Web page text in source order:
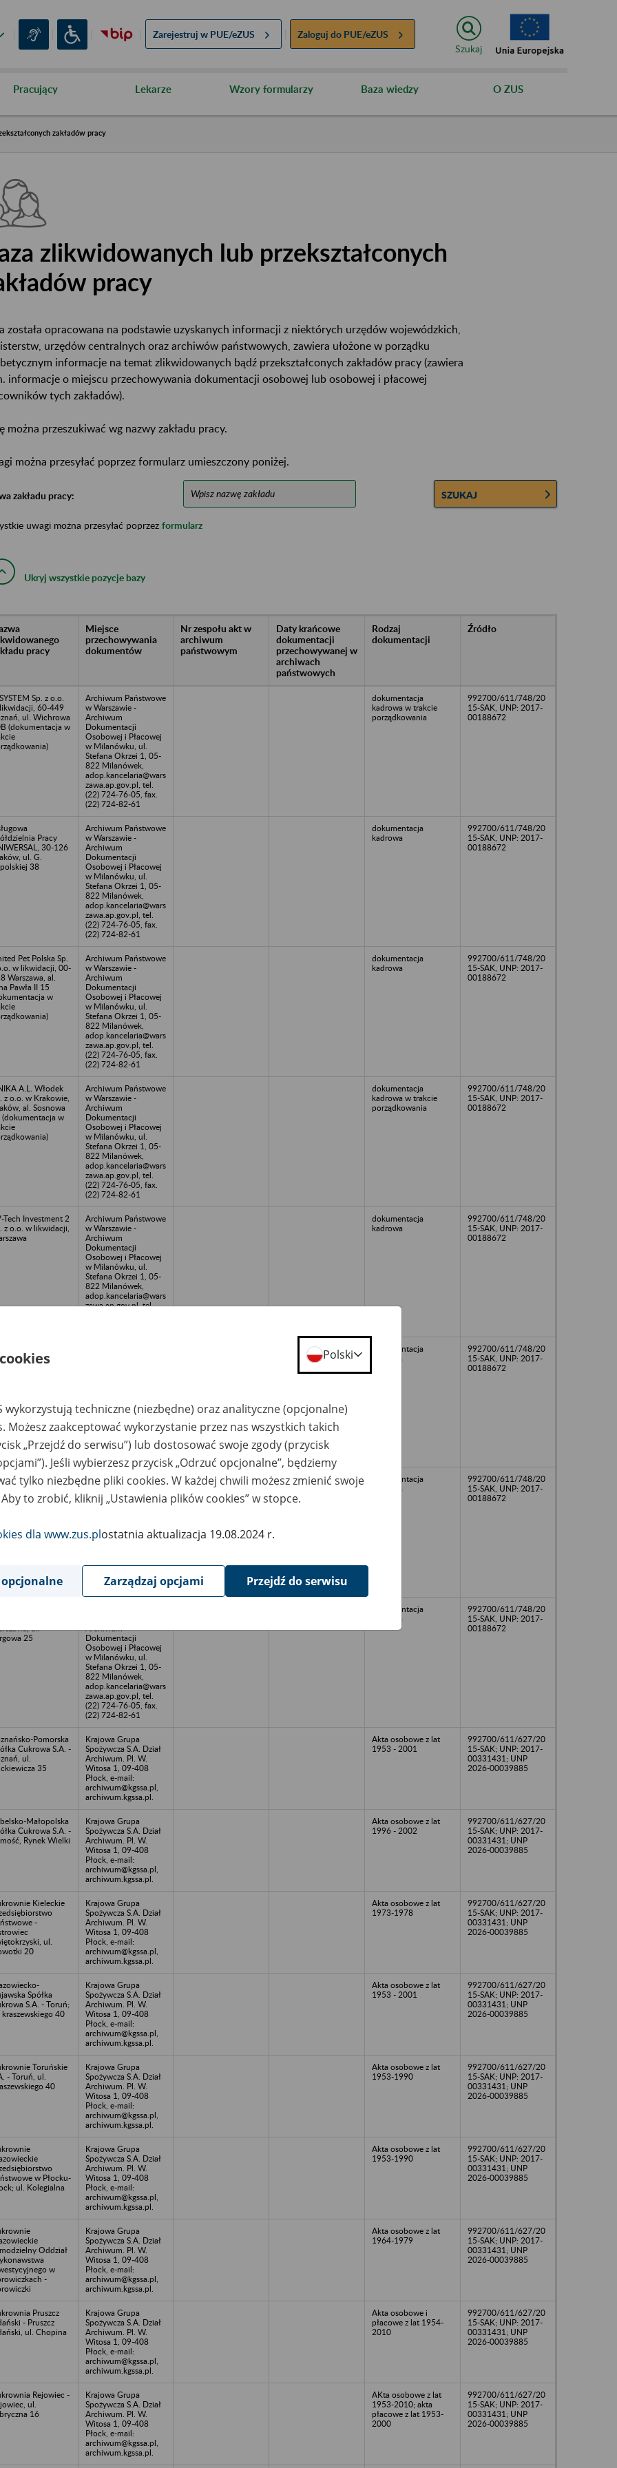
Zarejestruj w PUE/eZUS Zaloguj do PUE/eZUS
Szukaj
Pracujący Lekarze Wzory formularzy Baza wiedzy O ZUS
zakładów pracy
zlikwidowanych lub przekształconych
pracy
została opracowana na podstawie uzyskanych informacji z niektórych urzędów wojewódzkich,
urzędów centralnych oraz archiwów państwowych, zawiera ułożone w porządku
informacje na temat zlikwidowanych bądź przekształconych zakładów pracy (zawiera
informacje o miejscu przechowywania dokumentacji osobowej lub osobowej i płacowej
tych zakładów).
można przeszukiwać wg nazwy zakładu pracy.
można przesyłać poprzez formularz umieszczony poniżej.
zakładu pracy: SZUKAJ
uwagi można przesyłać poprzez formularz
Ukryj wszystkie pozycje bazy
pracy
Miejsce
przechowywania
dokumentów
Nr zespołu akt w
archiwum
państwowym
Daty krańcowe
dokumentacji
przechowywanej w
archiwach
państwowych
Rodzaj
dokumentacji
Źródło
Sp. z o.o.
60-449
ul. Wichrowa
(dokumentacja w
Archiwum Państwowe
w Warszawie -
Archiwum
Dokumentacji
Osobowej i Płacowej
w Milanówku, ul.
Stefana Okrzei 1, 05-
822 Milanówek,
adop.kancelaria@wars
zawa.ap.gov.pl, tel.
(22) 724-76-05, fax.
(22) 724-82-61
dokumentacja
kadrowa w trakcie
porządkowania
992700/611/748/20
15-SAK, UNP: 2017-
00188672
Pracy
30-126
ul. G.
38
Archiwum Państwowe
w Warszawie -
Archiwum
Dokumentacji
Osobowej i Płacowej
w Milanówku, ul.
Stefana Okrzei 1, 05-
822 Milanówek,
adop.kancelaria@wars
zawa.ap.gov.pl, tel.
(22) 724-76-05, fax.
(22) 724-82-61
dokumentacja
kadrowa
992700/611/748/20
15-SAK, UNP: 2017-
00188672
Pet Polska Sp.
w likwidacji, 00-
Warszawa, al.
Pawła II 15
w
Archiwum Państwowe
w Warszawie -
Archiwum
Dokumentacji
Osobowej i Płacowej
w Milanówku, ul.
Stefana Okrzei 1, 05-
822 Milanówek,
adop.kancelaria@wars
zawa.ap.gov.pl, tel.
(22) 724-76-05, fax.
(22) 724-82-61
dokumentacja
kadrowa
992700/611/748/20
15-SAK, UNP: 2017-
00188672
A.L. Włodek
z o.o. w Krakowie,
al. Sosnowa
(dokumentacja w
Archiwum Państwowe
w Warszawie -
Archiwum
Dokumentacji
Osobowej i Płacowej
w Milanówku, ul.
Stefana Okrzei 1, 05-
822 Milanówek,
adop.kancelaria@wars
zawa.ap.gov.pl, tel.
(22) 724-76-05, fax.
(22) 724-82-61
dokumentacja
kadrowa w trakcie
porządkowania
992700/611/748/20
15-SAK, UNP: 2017-
00188672
Tech Investment 2
z o.o. w likwidacji,
Archiwum Państwowe
w Warszawie -
Archiwum
Dokumentacji
Osobowej i Płacowej
w Milanówku, ul.
Stefana Okrzei 1, 05-
822 Milanówek,
adop.kancelaria@wars
zawa.ap.gov.pl, tel.
dokumentacja
kadrowa
992700/611/748/20
15-SAK, UNP: 2017-
00188672
FOKA,
Stefana Okrzei 1, 05-
822 Milanówek,
adop.kancelaria@wars
zawa.ap.gov.pl, tel.
(22) 724-76-05, fax.
dokumentacja
992700/611/748/20
15-SAK, UNP: 2017-
00188672
Łódź, ul.
Archiwum Państwowe
w Warszawie -
Archiwum
Dokumentacji
Stefana Okrzei 1, 05-
zawa.ap.gov.pl, tel.
(22) 724-76-05, fax.
(22) 724-82-61
dokumentacja
992700/611/748/20
15-SAK, UNP: 2017-
00188672
ul.
25
Archiwum
Dokumentacji
Osobowej i Płacowej
w Milanówku, ul.
Stefana Okrzei 1, 05-
822 Milanówek,
adop.kancelaria@wars
zawa.ap.gov.pl, tel.
(22) 724-76-05, fax.
(22) 724-82-61
dokumentacja
992700/611/748/20
15-SAK, UNP: 2017-
00188672
Pomorska
Cukrowa S.A. -
ul.
35
Krajowa Grupa
Spożywcza S.A. Dział
Archiwum. Pl. W.
Witosa 1, 09-408
Płock, e-mail:
archiwum@kgssa.pl,
archiwum.kgssa.pl.
Akta osobowe z lat
1953 - 2001
992700/611/627/20
15-SAK; UNP: 2017-
00331431; UNP
2026-00039885
Małopolska
Cukrowa S.A. -
Rynek Wielki
Krajowa Grupa
Spożywcza S.A. Dział
Archiwum. Pl. W.
Witosa 1, 09-408
Płock, e-mail:
archiwum@kgssa.pl,
archiwum.kgssa.pl.
Akta osobowe z lat
1996 - 2002
992700/611/627/20
15-SAK; UNP: 2017-
00331431; UNP
2026-00039885
Kieleckie
-
ul.
20
Krajowa Grupa
Spożywcza S.A. Dział
Archiwum. Pl. W.
Witosa 1, 09-408
Płock, e-mail:
archiwum@kgssa.pl,
archiwum.kgssa.pl.
Akta osobowe z lat
1973-1978
992700/611/627/20
15-SAK; UNP: 2017-
00331431; UNP
2026-00039885
Spółka
S.A. - Toruń;
40
Krajowa Grupa
Spożywcza S.A. Dział
Archiwum. Pl. W.
Witosa 1, 09-408
Płock, e-mail:
archiwum@kgssa.pl,
archiwum.kgssa.pl.
Akta osobowe z lat
1953 - 2001
992700/611/627/20
15-SAK; UNP: 2017-
00331431; UNP
2026-00039885
Toruńskie
- Toruń, ul.
40
Krajowa Grupa
Spożywcza S.A. Dział
Archiwum. Pl. W.
Witosa 1, 09-408
Płock, e-mail:
archiwum@kgssa.pl,
archiwum.kgssa.pl.
Akta osobowe z lat
1953-1990
992700/611/627/20
15-SAK; UNP: 2017-
00331431; UNP
2026-00039885
w Płocku-
ul. Kolegialna
Krajowa Grupa
Spożywcza S.A. Dział
Archiwum. Pl. W.
Witosa 1, 09-408
Płock, e-mail:
archiwum@kgssa.pl,
archiwum.kgssa.pl.
Akta osobowe z lat
1953-1990
992700/611/627/20
15-SAK; UNP: 2017-
00331431; UNP
2026-00039885
Oddział
w
-
Krajowa Grupa
Spożywcza S.A. Dział
Archiwum. Pl. W.
Witosa 1, 09-408
Płock, e-mail:
archiwum@kgssa.pl,
archiwum.kgssa.pl.
Akta osobowe z lat
1964-1979
992700/611/627/20
15-SAK; UNP: 2017-
00331431; UNP
2026-00039885
Pruszcz
- Pruszcz
ul. Chopina
Krajowa Grupa
Spożywcza S.A. Dział
Archiwum. Pl. W.
Witosa 1, 09-408
Płock, e-mail:
archiwum@kgssa.pl,
archiwum.kgssa.pl.
Akta osobowe i
płacowe z lat 1954-
2010
992700/611/627/20
15-SAK; UNP: 2017-
00331431; UNP
2026-00039885
Rejowiec -
ul.
16
Krajowa Grupa
Spożywcza S.A. Dział
Archiwum. Pl. W.
Witosa 1, 09-408
Płock, e-mail:
archiwum@kgssa.pl,
archiwum.kgssa.pl.
AKta osobowe z lat
1953-2010; akta
płacowe z lat 1953-
2000
992700/611/627/20
15-SAK; UNP: 2017-
00331431; UNP
2026-00039885
Polski
wykorzystują techniczne (niezbędne) oraz analityczne (opcjonalne)
Możesz zaakceptować wykorzystanie przez nas wszystkich takich
„Przejdź do serwisu”) lub dostosować swoje zgody (przycisk
Jeśli wybierzesz przycisk „Odrzuć opcjonalne”, będziemy
tylko niezbędne pliki cookies. W każdej chwili możesz zmienić swoje
to zrobić, kliknij „Ustawienia plików cookies” w stopce.
dla www.zus.plostatnia aktualizacja 19.08.2024 r.
Zarządzaj opcjami Przejdź do serwisu